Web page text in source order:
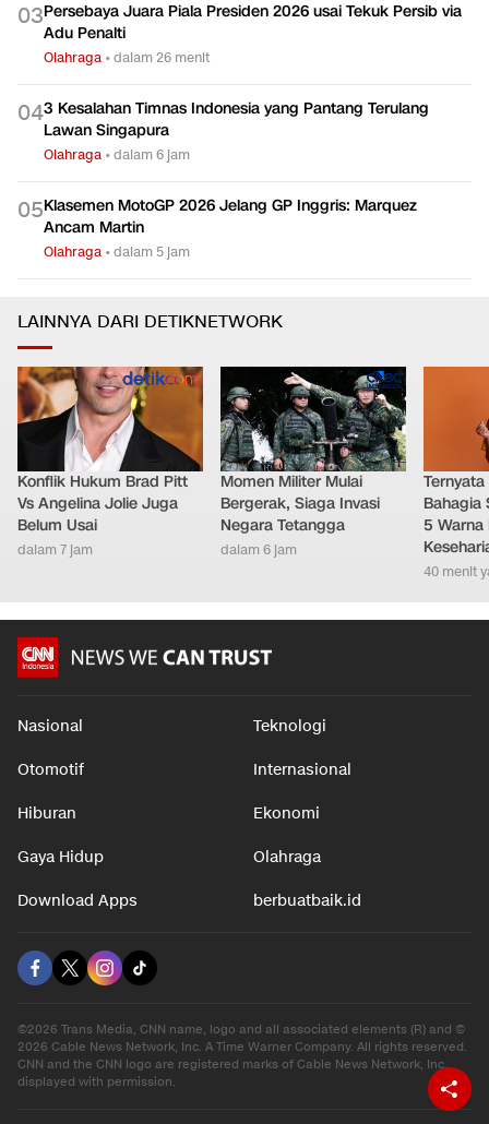
03Persebaya Juara Piala Presiden 2026 usai Tekuk Persib via
Adu Penalti
Olahraga •dalam 26 menit
043 Kesalahan Timnas Indonesia yang Pantang Terulang
Lawan Singapura
Olahraga •dalam 6 jam
05Klasemen MotoGP 2026 Jelang GP Inggris: Marquez
Ancam Martin
Olahraga •dalam 5 jam
LAINNYA DARI DETIKNETWORK
Konflik Hukum Brad Pitt
Vs Angelina Jolie Juga
Belum Usai
dalam 7 jam
Momen Militer Mulai
Bergerak, Siaga Invasi
Negara Tetangga
dalam 6 jam
Bahagia
5
40 menit
Nasional Teknologi
Otomotif Internasional
Hiburan Ekonomi
Gaya Hidup Olahraga
Download Apps berbuatbaik.id
©2026 Trans Media, CNN name, logo and all associated elements (R) and ©
2026 Cable News Network, Inc. A Time Warner Company. All rights reserved.
CNN and the CNN logo are registered marks of Cable News Network, Inc.,
displayed with permission.